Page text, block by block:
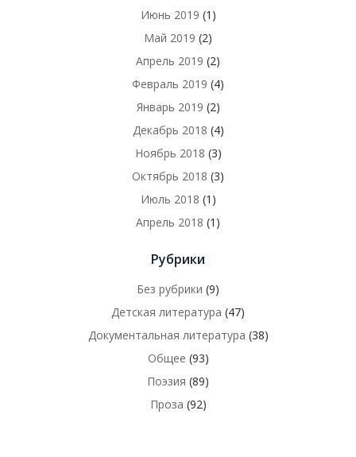
Июнь 2019 (1)
Май 2019 (2)
Апрель 2019 (2)
Февраль 2019 (4)
Январь 2019 (2)
Декабрь 2018 (4)
Ноябрь 2018 (3)
Октябрь 2018 (3)
Июль 2018 (1)
Апрель 2018 (1)
Рубрики
Без рубрики (9)
Детская литература (47)
Документальная литература (38)
Общее (93)
Поэзия (89)
Проза (92)